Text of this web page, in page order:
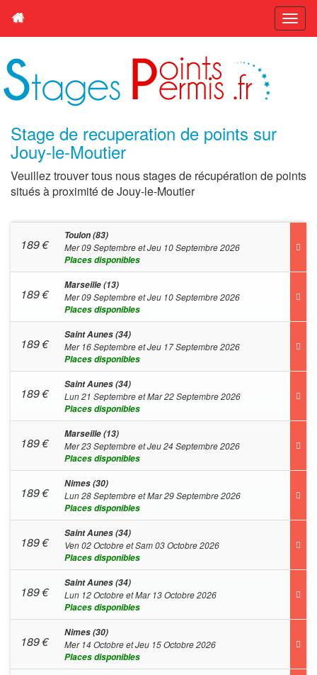
Stage de recuperation de points sur
Jouy-le-Moutier
Veuillez trouver tous nous stages de récupération de points
situés à proximité de Jouy-le-Moutier
189€
Toulon (83)
Mer 09 Septembre et Jeu 10 Septembre 2026
Places disponibles
189€
Marseille (13)
Mer 09 Septembre et Jeu 10 Septembre 2026
Places disponibles
189€
Saint Aunes (34)
Mer 16 Septembre et Jeu 17 Septembre 2026
Places disponibles
189€
Saint Aunes (34)
Lun 21 Septembre et Mar 22 Septembre 2026
Places disponibles
189€
Marseille (13)
Mer 23 Septembre et Jeu 24 Septembre 2026
Places disponibles
189€
Nimes (30)
Lun 28 Septembre et Mar 29 Septembre 2026
Places disponibles
189€
Saint Aunes (34)
Ven 02 Octobre et Sam 03 Octobre 2026
Places disponibles
189€
Saint Aunes (34)
Lun 12 Octobre et Mar 13 Octobre 2026
Places disponibles
189€
Nimes (30)
Mer 14 Octobre et Jeu 15 Octobre 2026
Places disponibles